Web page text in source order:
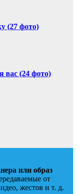
(27 фото)
вас (24 фото)
или образ
от
жестов и т. д.